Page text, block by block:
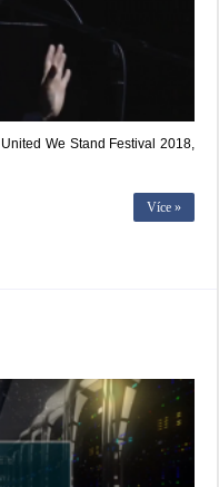
We Stand Festival 2018,
Více »